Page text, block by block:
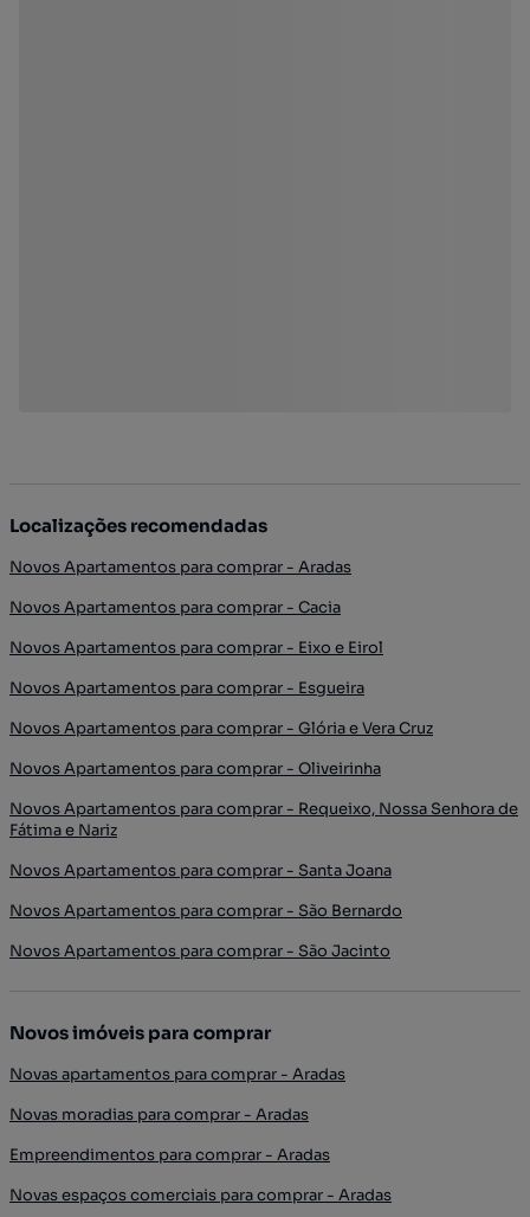
Localizações recomendadas
Novos Apartamentos para comprar - Aradas
Novos Apartamentos para comprar - Cacia
Novos Apartamentos para comprar - Eixo e Eirol
Novos Apartamentos para comprar - Esgueira
Novos Apartamentos para comprar - Glória e Vera Cruz
Novos Apartamentos para comprar - Oliveirinha
Novos Apartamentos para comprar - Requeixo, Nossa Senhora de
Fátima e Nariz
Novos Apartamentos para comprar - Santa Joana
Novos Apartamentos para comprar - São Bernardo
Novos Apartamentos para comprar - São Jacinto
Novos imóveis para comprar
Novas apartamentos para comprar - Aradas
Novas moradias para comprar - Aradas
Empreendimentos para comprar - Aradas
Novas espaços comerciais para comprar - Aradas